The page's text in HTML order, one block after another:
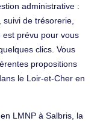
administrative :
de trésorerie,
prévu pour vous
clics. Vous
propositions
le Loir-et-Cher en
LMNP à Salbris, la